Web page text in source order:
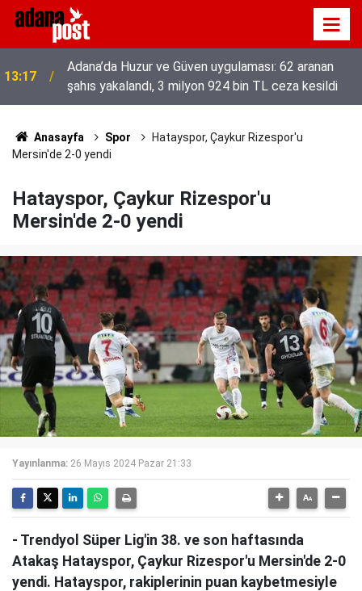
Adana’da Huzur ve Güven uygulaması: 62 aranan
şahıs yakalandı, 3 milyon 924 bin TL ceza kesildi
13:01
52 yıldır el emeğiyle üretiyor, mesleğin yok
olmamasına karşı direniyor
Anasayfa Spor
Hatayspor, Çaykur Rizespor'u
Mersin'de 2-0 yendi
Hatayspor, Çaykur Rizespor'u
Mersin'de 2-0 yendi
Yayınlanma: 26 Mayıs 2024 Pazar 21:33
- Trendyol Süper Lig'in 38. ve son haftasında
Atakaş Hatayspor, Çaykur Rizespor'u Mersin'de 2-0
yendi. Hatayspor, rakiplerinin puan kaybetmesiyle